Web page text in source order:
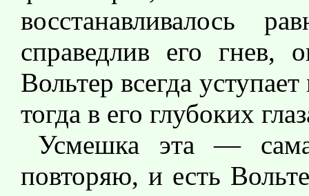
восстанавливалось
справедлив его гнев,
Вольтер всегда
тогда в его глубоких
Усмешка эта —
повторяю, и есть